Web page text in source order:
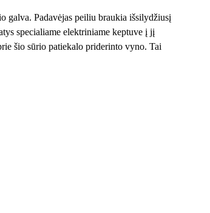
galva. Padavėjas peiliu braukia išsilydžiusį
specialiame elektriniame keptuve į jį
šio sūrio patiekalo priderinto vyno. Tai